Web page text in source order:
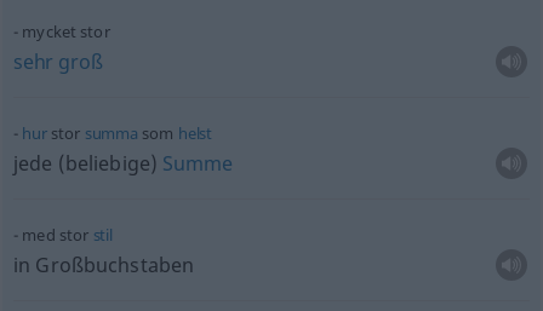
mycket stor
sehr groß
hurstor summa som helst
jede (beliebige) Summe
med stor stil
in Großbuchstaben